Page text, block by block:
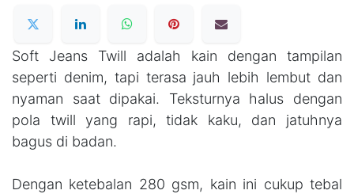
Soft Jeans Twill adalah kain dengan tampilan
seperti denim, tapi terasa jauh lebih lembut dan
nyaman saat dipakai. Teksturnya halus dengan
pola twill yang rapi, tidak kaku, dan jatuhnya
bagus di badan.
Dengan ketebalan 280 gsm, kain ini cukup tebal